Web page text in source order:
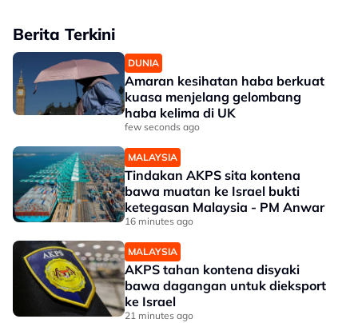
Berita Terkini
DUNIA
Amaran kesihatan haba berkuat
kuasa menjelang gelombang
haba kelima di UK
few seconds ago
MALAYSIA
Tindakan AKPS sita kontena
bawa muatan ke Israel bukti
ketegasan Malaysia - PM Anwar
16 minutes ago
MALAYSIA
AKPS tahan kontena disyaki
bawa dagangan untuk dieksport
ke Israel
21 minutes ago